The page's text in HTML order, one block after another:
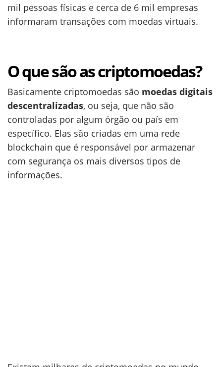
mil pessoas físicas e cerca de 6 mil empresas
informaram transações com moedas virtuais.
O que são as criptomoedas?
Basicamente criptomoedas são moedas digitais
descentralizadas, ou seja, que não são
controladas por algum órgão ou país em
específico. Elas são criadas em uma rede
blockchain que é responsável por armazenar
com segurança os mais diversos tipos de
informações.